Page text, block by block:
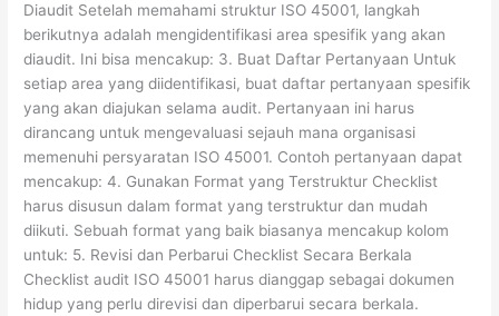
Diaudit Setelah memahami struktur ISO 45001, langkah
berikutnya adalah mengidentifikasi area spesifik yang akan
diaudit. Ini bisa mencakup: 3. Buat Daftar Pertanyaan Untuk
setiap area yang diidentifikasi, buat daftar pertanyaan spesifik
yang akan diajukan selama audit. Pertanyaan ini harus
dirancang untuk mengevaluasi sejauh mana organisasi
memenuhi persyaratan ISO 45001. Contoh pertanyaan dapat
mencakup: 4. Gunakan Format yang Terstruktur Checklist
harus disusun dalam format yang terstruktur dan mudah
diikuti. Sebuah format yang baik biasanya mencakup kolom
untuk: 5. Revisi dan Perbarui Checklist Secara Berkala
Checklist audit ISO 45001 harus dianggap sebagai dokumen
hidup yang perlu direvisi dan diperbarui secara berkala.